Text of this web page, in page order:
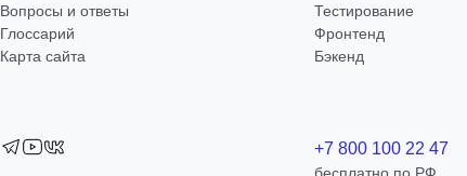
Вопросы и ответы
Глоссарий
Карта сайта
Тестирование
Фронтенд
Бэкенд
+7 800 100 22 47